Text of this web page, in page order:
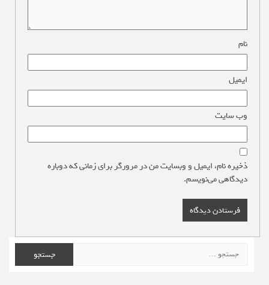
نام
ایمیل
وب‌ سایت
ذخیره نام، ایمیل و وبسایت من در مرورگر برای زمانی که دوباره
دیدگاهی می‌نویسم.
برای: